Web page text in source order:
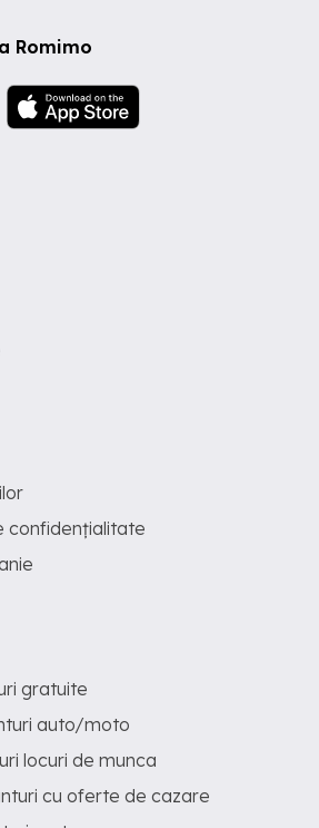
Romimo
confidențialitate
gratuite
auto/moto
locuri de munca
cu oferte de cazare